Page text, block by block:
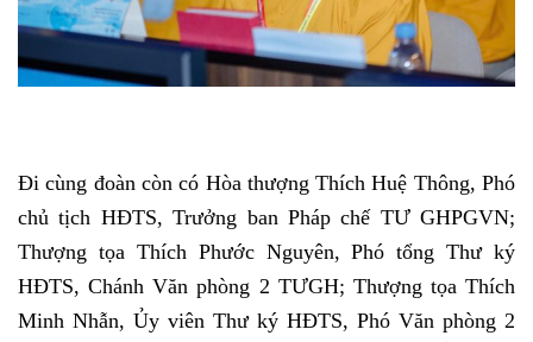
Đi cùng đoàn còn có Hòa thượng Thích Huệ Thông, Phó
chủ tịch HĐTS, Trưởng ban Pháp chế TƯ GHPGVN;
Thượng tọa Thích Phước Nguyên, Phó tổng Thư ký
HĐTS, Chánh Văn phòng 2 TƯGH; Thượng tọa Thích
Minh Nhẫn, Ủy viên Thư ký HĐTS, Phó Văn phòng 2